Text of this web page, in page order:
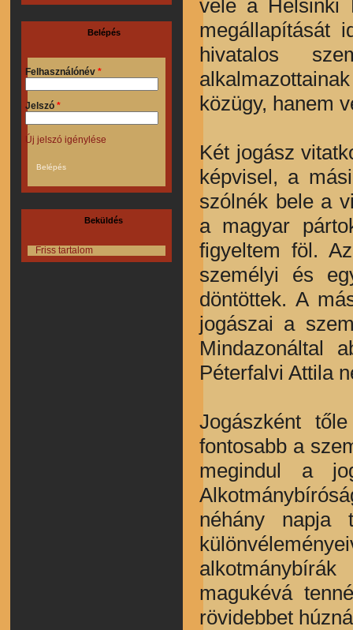
Belépés
Felhasználónév *
Jelszó *
Új jelszó igénylése
Beküldés
Friss tartalom
vele a Helsinki
megállapítását
hivatalos
közügy, hanem
Két jogász
képvisel, a
szólnék bele a
a magyar
figyeltem föl.
személyi és
döntöttek. A
jogászai a
Mindazonáltal
Péterfalvi Attila
Jogászként
fontosabb a
megindul a
néhány napja
magukévá
rövidebbet